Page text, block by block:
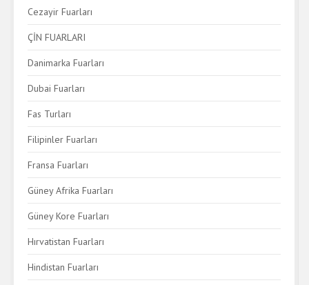
Cezayir Fuarları
ÇİN FUARLARI
Danimarka Fuarları
Dubai Fuarları
Fas Turları
Filipinler Fuarları
Fransa Fuarları
Güney Afrika Fuarları
Güney Kore Fuarları
Hırvatistan Fuarları
Hindistan Fuarları